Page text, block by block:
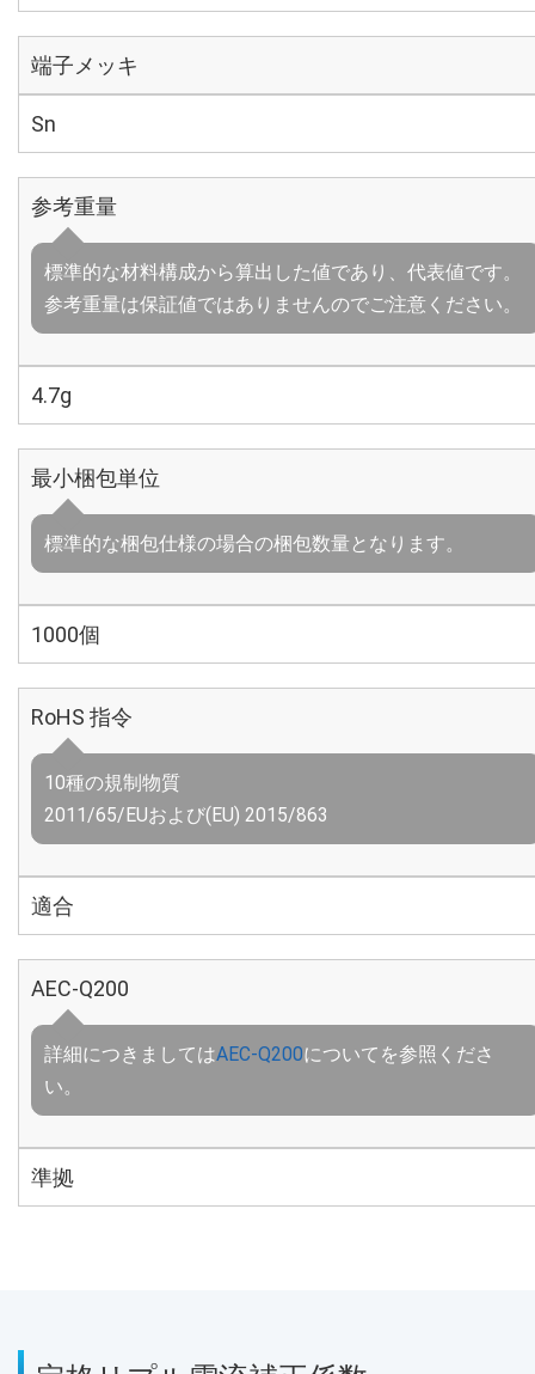
端子メッキ
Sn
参考重量
標準的な材料構成から算出した値であり、代表値です。
参考重量は保証値ではありませんのでご注意ください。
4.7g
最小梱包単位
標準的な梱包仕様の場合の梱包数量となります。
1000個
RoHS 指令
10種の規制物質
2011/65/EUおよび(EU) 2015/863
適合
AEC-Q200
詳細につきましてはAEC-Q200についてを参照くださ
い。
準拠